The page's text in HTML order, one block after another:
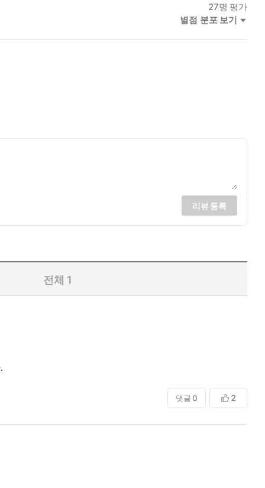
27명 평가
별점 분포 보기
리뷰 등록
전체 1
댓글 0 2